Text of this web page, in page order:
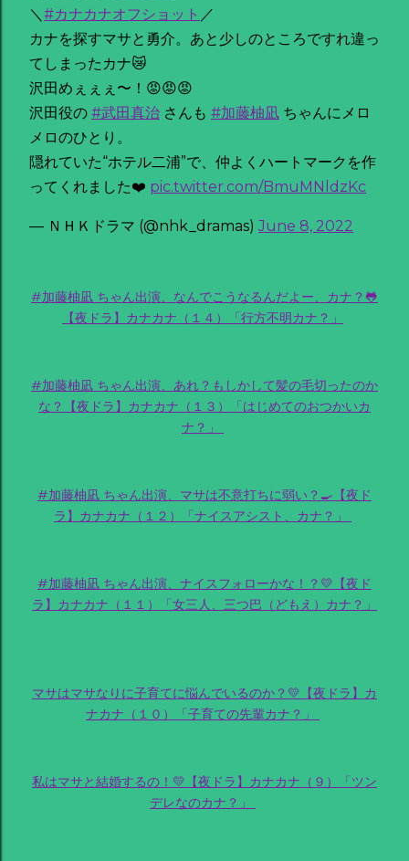
＼ #カナカナオフショット ／
カナを探すマサと勇介。あと少しのところですれ違っ
てしまったカナ😿
沢田めぇぇぇ〜！😡😡😡
沢田役の #武田真治 さんも #加藤柚凪 ちゃんにメロ
メロのひとり。
隠れていた“ホテル二浦”で、仲よくハートマークを作
ってくれました❤️ pic.twitter.com/BmuMNldzKc
— ＮＨＫドラマ (@nhk_dramas)June 8, 2022
#加藤柚凪 ちゃん出演、なんでこうなるんだよー、カナ？🐸
【夜ドラ】カナカナ（１４）「行方不明カナ？」
#加藤柚凪 ちゃん出演、あれ？もしかして髪の毛切ったのか
な？【夜ドラ】カナカナ（１３）「はじめてのおつかいカ
ナ？」
#加藤柚凪 ちゃん出演、マサは不意打ちに弱い？🍳【夜ド
ラ】カナカナ（１２）「ナイスアシスト、カナ？」
#加藤柚凪 ちゃん出演、ナイスフォローかな！？💛【夜ド
ラ】カナカナ（１１）「女三人、三つ巴（どもえ）カナ？」
マサはマサなりに子育てに悩んでいるのか？💛【夜ドラ】カ
ナカナ（１０）「子育ての先輩カナ？」
私はマサと結婚するの！💛【夜ドラ】カナカナ（９）「ツン
デレなのカナ？」